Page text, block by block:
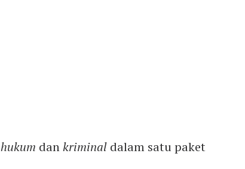
hukum dankriminal dalam satu paket